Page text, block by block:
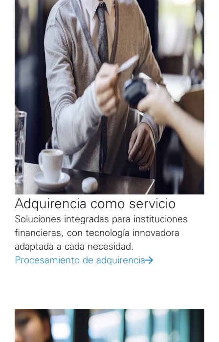
Adquirencia como servicio
Soluciones integradas para instituciones
financieras, con tecnología innovadora
adaptada a cada necesidad.
Procesamiento de adquirencia